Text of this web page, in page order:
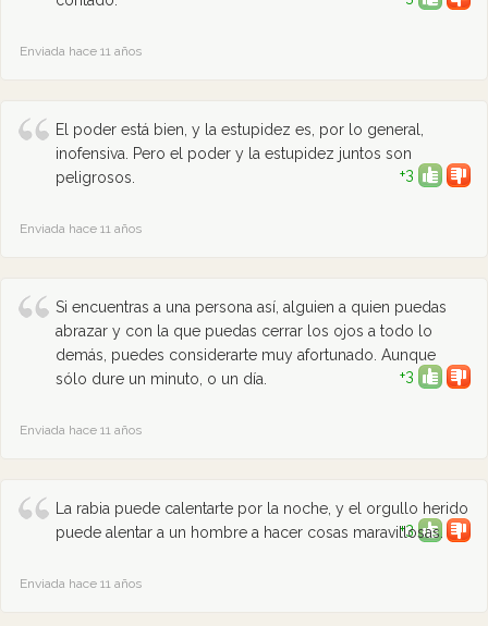
Enviada hace 11 años
El poder está bien, y la estupidez es, por lo general,
inofensiva. Pero el poder y la estupidez juntos son
peligrosos.
+3
Enviada hace 11 años
Si encuentras a una persona así, alguien a quien puedas
abrazar y con la que puedas cerrar los ojos a todo lo
demás, puedes considerarte muy afortunado. Aunque
sólo dure un minuto, o un día.
+3
Enviada hace 11 años
La rabia puede calentarte por la noche, y el orgullo herido
puede alentar a un hombre a hacer cosas maravillosas.
+3
Enviada hace 11 años